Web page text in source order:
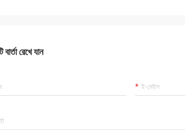
বার্তা রেখে যান